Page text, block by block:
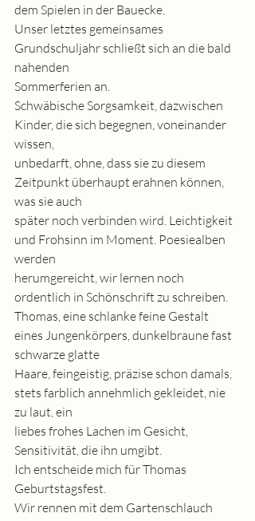
dem Spielen in der Bauecke.
Unser letztes gemeinsames
Grundschuljahr schließt sich an die bald
nahenden
Sommerferien an.
Schwäbische Sorgsamkeit, dazwischen
Kinder, die sich begegnen, voneinander
wissen,
unbedarft, ohne, dass sie zu diesem
Zeitpunkt überhaupt erahnen können,
was sie auch
später noch verbinden wird. Leichtigkeit
und Frohsinn im Moment. Poesiealben
werden
herumgereicht, wir lernen noch
ordentlich in Schönschrift zu schreiben.
Thomas, eine schlanke feine Gestalt
eines Jungenkörpers, dunkelbraune fast
schwarze glatte
Haare, feingeistig, präzise schon damals,
stets farblich annehmlich gekleidet, nie
zu laut, ein
liebes frohes Lachen im Gesicht,
Sensitivität, die ihn umgibt.
Ich entscheide mich für Thomas
Geburtstagsfest.
Wir rennen mit dem Gartenschlauch